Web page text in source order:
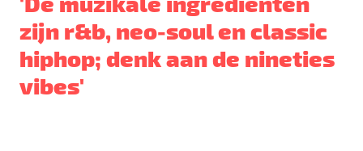
zijn r&b, neo-soul en classic
hiphop; denk aan de nineties
vibes'